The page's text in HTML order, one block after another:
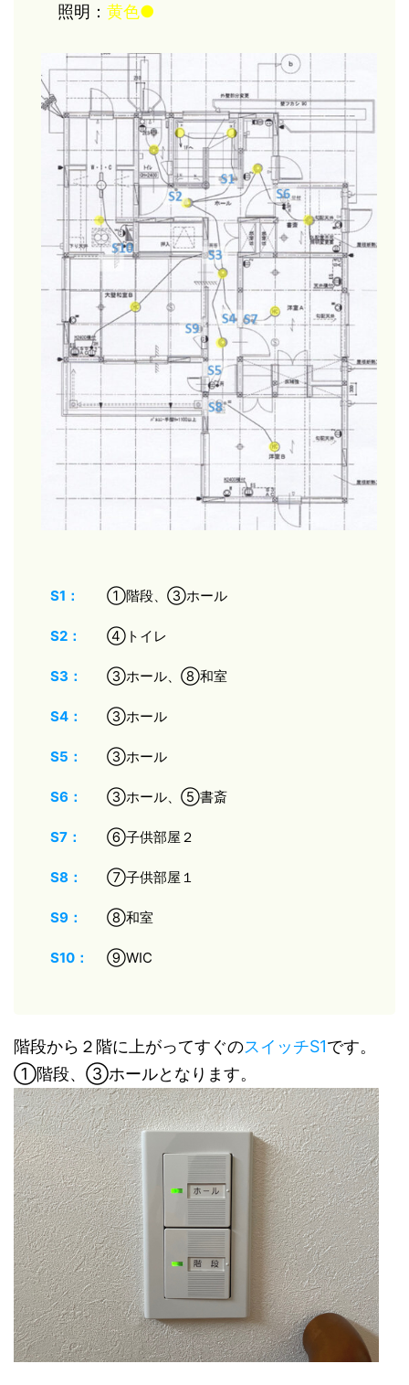
照明： 黄色●
S1： ①階段、③ホール
S2： ④トイレ
S3： ③ホール、⑧和室
S4： ③ホール
S5： ③ホール
S6： ③ホール、⑤書斎
S7： ⑥子供部屋２
S8： ⑦子供部屋１
S9： ⑧和室
S10： ⑨WIC
階段から２階に上がってすぐのスイッチS1です。
①階段、③ホールとなります。